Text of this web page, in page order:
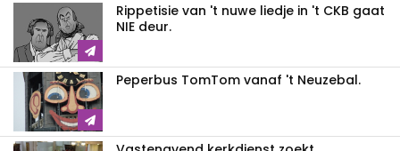
Rippetisie van 't nuwe liedje in 't CKB gaat
NIE deur.
Peperbus TomTom vanaf 't Neuzebal.